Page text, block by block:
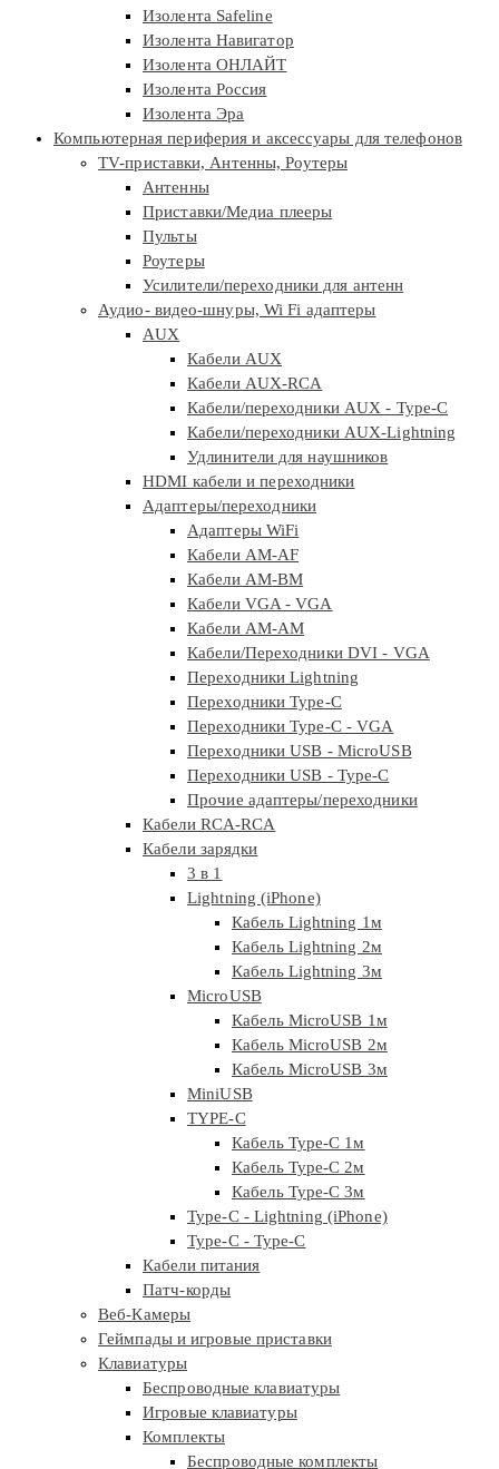
Изолента Safeline
Изолента Навигатор
Изолента ОНЛАЙТ
Изолента Россия
Изолента Эра
Компьютерная периферия и аксессуары для телефонов
TV-приставки, Антенны, Роутеры
Антенны
Приставки/Медиа плееры
Пульты
Роутеры
Усилители/переходники для антенн
Аудио- видео-шнуры, Wi Fi адаптеры
AUX
Кабели AUX
Кабели AUX-RCA
Кабели/переходники AUX - Type-C
Кабели/переходники AUX-Lightning
Удлинители для наушников
HDMI кабели и переходники
Адаптеры/переходники
Адаптеры WiFi
Кабели AM-AF
Кабели AM-BM
Кабели VGA - VGA
Кабели АМ-АМ
Кабели/Переходники DVI - VGA
Переходники Lightning
Переходники Type-C
Переходники Type-C - VGA
Переходники USB - MicroUSB
Переходники USB - Type-C
Прочие адаптеры/переходники
Кабели RCA-RCA
Кабели зарядки
3 в 1
Lightning (iPhone)
Кабель Lightning 1м
Кабель Lightning 2м
Кабель Lightning 3м
MicroUSB
Кабель MicroUSB 1м
Кабель MicroUSB 2м
Кабель MicroUSB 3м
MiniUSB
TYPE-C
Кабель Type-C 1м
Кабель Type-C 2м
Кабель Type-C 3м
Type-C - Lightning (iPhone)
Type-C - Type-C
Кабели питания
Патч-корды
Веб-Камеры
Геймпады и игровые приставки
Клавиатуры
Беспроводные клавиатуры
Игровые клавиатуры
Комплекты
Беспроводные комплекты